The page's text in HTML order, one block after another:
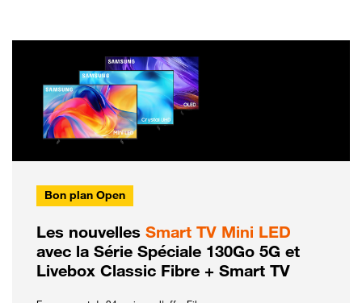
Bon plan Open
Les nouvelles Smart TV Mini LED
avec la Série Spéciale 130Go 5G et
Livebox Classic Fibre + Smart TV